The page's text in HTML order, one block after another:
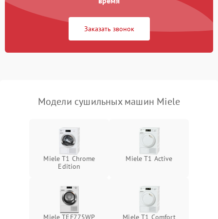
Не завершает программу Подробнее →
1500 ₽ Подробнее →
Заказать звонок
Модели сушильных машин Miele
Miele T1 Chrome
Edition
Miele T1 Active
Miele TEF775WP Miele T1 Comfort